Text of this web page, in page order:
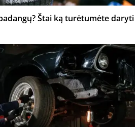
Štai ką turėtumėte daryti